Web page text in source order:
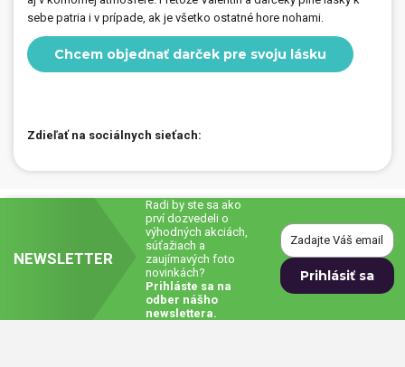
sebe patria i v prípade, ak je všetko ostatné hore nohami.
Chcem objednať darček pre svoju lásku
Zdieľať na sociálnych sieťach:
NEWSLETTER
Radi by ste sa ako
prví dozvedeli o
výhodných akciách,
súťažiach a
zaujímavých foto
novinkách?
Prihláste sa na
odber nášho
newslettera.